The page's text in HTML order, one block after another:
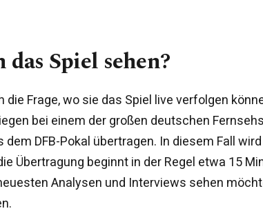
Spiel sehen?
die Frage, wo sie das Spiel live verfolgen
bei einem der großen deutschen
dem DFB-Pokal übertragen. In diesem Fall
Übertragung beginnt in der Regel etwa 15
Analysen und Interviews sehen